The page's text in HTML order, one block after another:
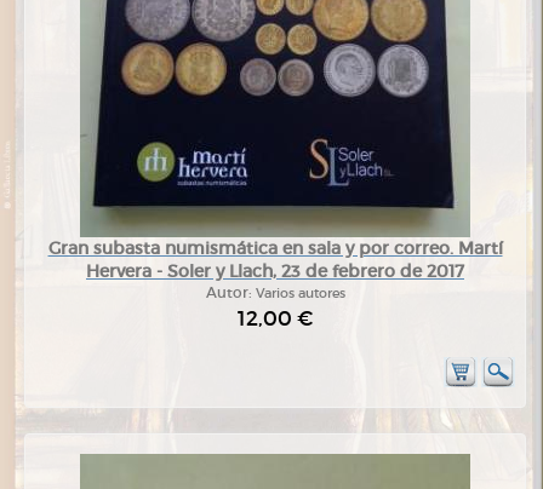
Gran subasta numismática en sala y por correo. Martí
Hervera - Soler y Llach, 23 de febrero de 2017
Autor: Varios autores
12,00 €